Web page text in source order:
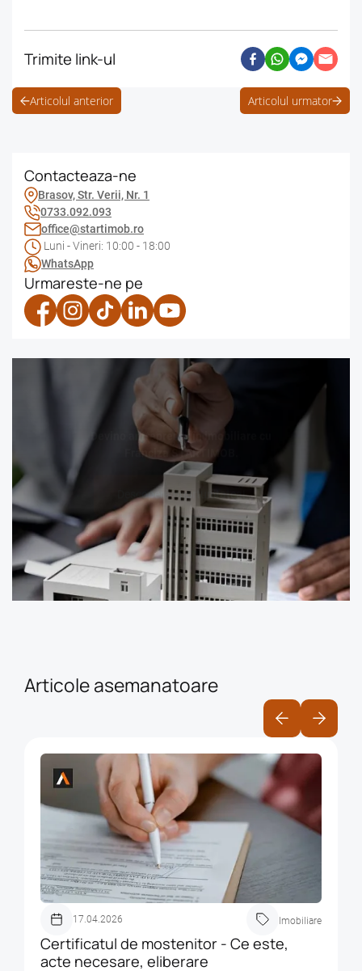
Trimite link-ul
Articolul anterior Articolul urmator
Contacteaza-ne
Brasov, Str. Verii, Nr. 1
0733.092.093
office@startimob.ro
Luni - Vineri: 10:00 - 18:00
WhatsApp
Urmareste-ne pe
Devino antreprenor în imobiliare cu
Franciza STARTIMOB.
Descoperă oportunitatea!
Articole asemanatoare
17.04.2026 Imobiliare
Certificatul de mostenitor - Ce este,
acte necesare, eliberare